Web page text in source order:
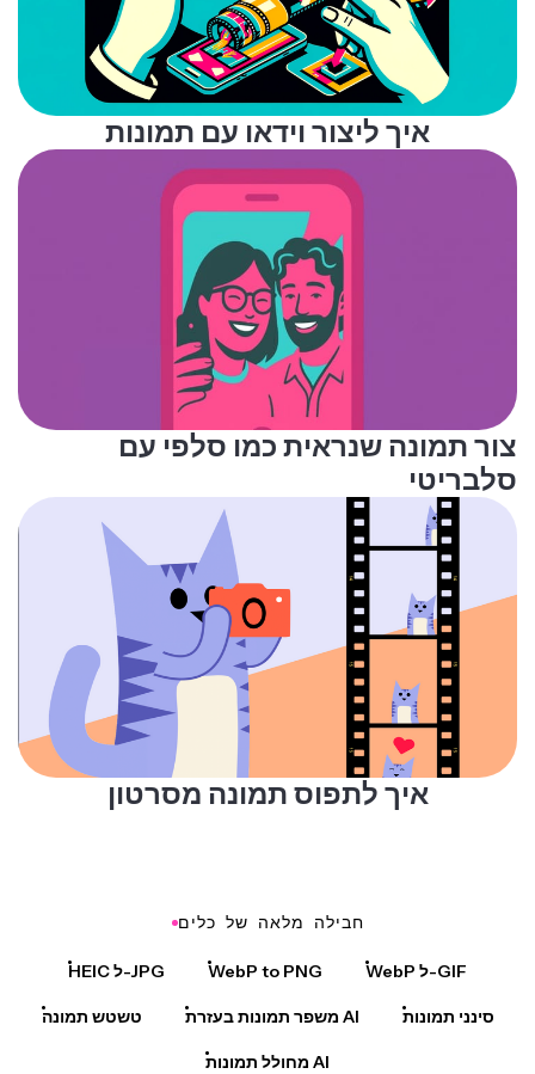
איך ליצור וידאו עם תמונות
צור תמונה שנראית כמו סלפי עם
סלבריטי
איך לתפוס תמונה מסרטון
חבילה מלאה של כלים
HEIC ל-JPG WebP to PNG WebP ל-GIF
טשטש תמונה משפר תמונות בעזרת AI סינני תמונות
מחולל תמונות AI